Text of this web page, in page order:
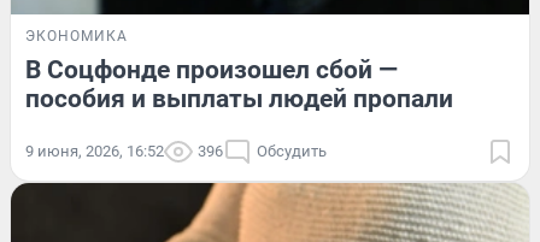
ЭКОНОМИКА
В Соцфонде произошел сбой —
пособия и выплаты людей пропали
9 июня, 2026, 16:52 396 Обсудить